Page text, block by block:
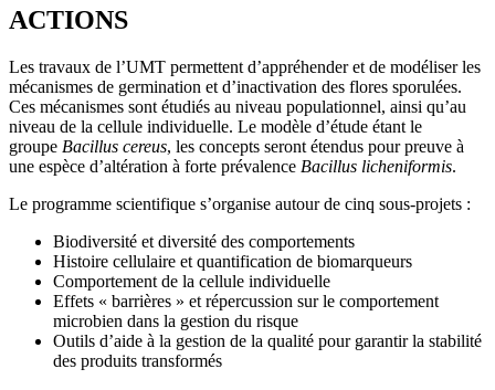
ACTIONS
Les travaux de l’UMT permettent d’appréhender et de modéliser les
mécanismes de germination et d’inactivation des flores sporulées.
Ces mécanismes sont étudiés au niveau populationnel, ainsi qu’au
niveau de la cellule individuelle. Le modèle d’étude étant le
groupe Bacillus cereus, les concepts seront étendus pour preuve à
une espèce d’altération à forte prévalence Bacillus licheniformis.
Le programme scientifique s’organise autour de cinq sous-projets :
Biodiversité et diversité des comportements
Histoire cellulaire et quantification de biomarqueurs
Comportement de la cellule individuelle
Effets « barrières » et répercussion sur le comportement
microbien dans la gestion du risque
Outils d’aide à la gestion de la qualité pour garantir la stabilité
des produits transformés